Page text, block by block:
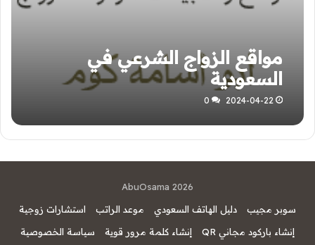
مواقع الزواج الشرعي في
السعودية
2024-04-22
0
AbuOsama 2026
سوبر مجيب
دليل الهاتف السعودي موعد الراتب
استشارات زوجية
إنشاء باركود مجاني QR
إنشاء كلمة مرور قوية سياسة الخصوصية